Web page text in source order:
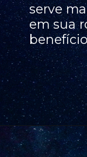
serve
em sua